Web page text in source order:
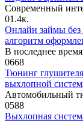
Современный
01.4к.
Онлайн займы без
алгоритм
В последнее
0668
Тюнинг
выхлопной
Автомобильный
0588
Выхлопная